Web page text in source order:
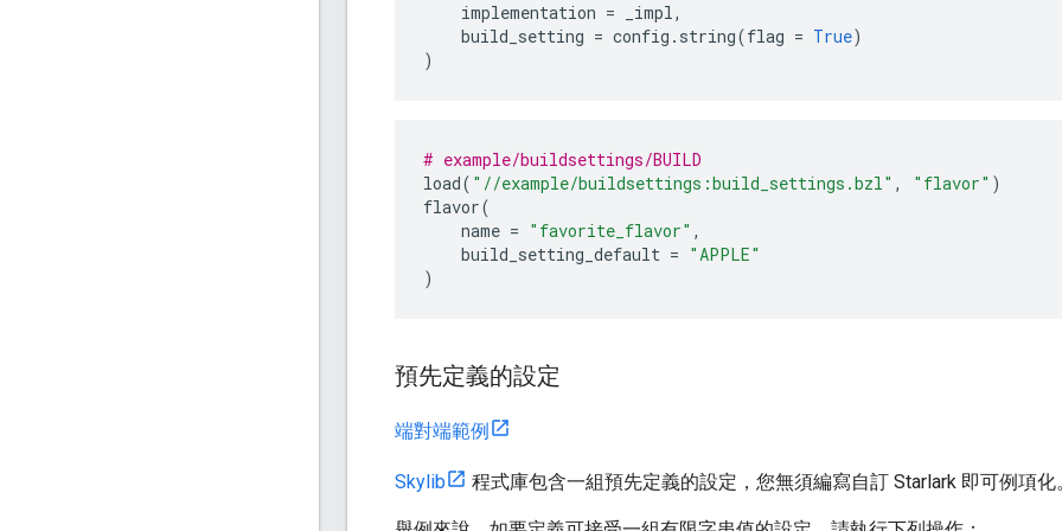
implementation = _impl,
build_setting = config . string(flag = True)
)
# example/buildsettings/BUILD
load( "//example/buildsettings:build_settings.bzl" , "flavor" )
flavor(
name = "favorite_flavor" ,
build_setting_default = "APPLE"
)
預先定義的設定
端對端範例
Skylib 程式庫包含一組預先定義的設定，您無須編寫自訂 Starlark 即可例項化